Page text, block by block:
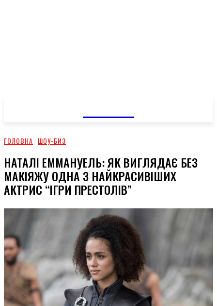
ГОЛОВНА ШОУ-БИЗ
НАТАЛІ ЕММАНУЕЛЬ: ЯК ВИГЛЯДАЄ БЕЗ
МАКІЯЖУ ОДНА З НАЙКРАСИВІШИХ
АКТРИС “ІГРИ ПРЕСТОЛІВ”